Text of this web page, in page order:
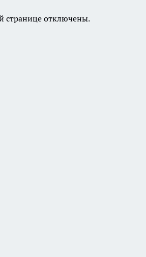
странице отключены.